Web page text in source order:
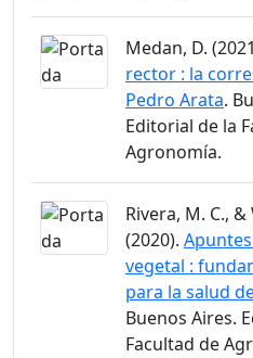
Medan, D.
rector : la
Pedro Arata.
Editorial de la
Agronomía.
Rivera, M. C.,
(2020).
vegetal :
para la salud
Buenos Aires.
Facultad de